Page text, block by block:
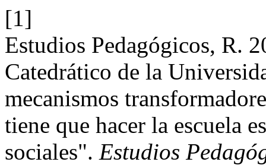
[1]
Estudios Pedagógicos, R.
Catedrático de la
mecanismos
tiene que hacer la escuela
sociales". Estudios